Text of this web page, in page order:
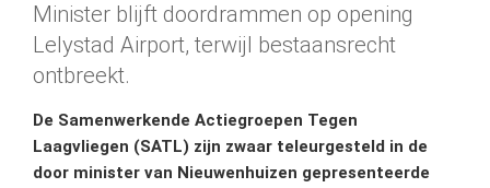
Minister blijft doordrammen op opening
Lelystad Airport, terwijl bestaansrecht
ontbreekt.
De Samenwerkende Actiegroepen Tegen
Laagvliegen (SATL) zijn zwaar teleurgesteld in de
door minister van Nieuwenhuizen gepresenteerde